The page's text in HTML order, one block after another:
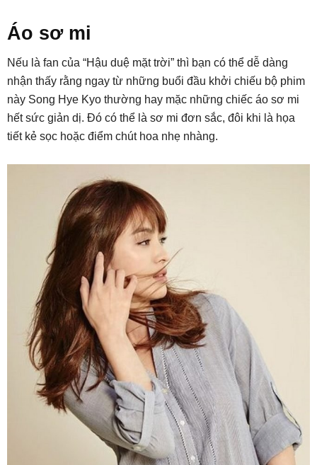
Áo sơ mi
Nếu là fan của “Hậu duệ mặt trời” thì bạn có thể dễ dàng
nhận thấy rằng ngay từ những buổi đầu khởi chiếu bộ phim
này Song Hye Kyo thường hay mặc những chiếc áo sơ mi
hết sức giản dị. Đó có thể là sơ mi đơn sắc, đôi khi là họa
tiết kẻ sọc hoặc điểm chút hoa nhẹ nhàng.